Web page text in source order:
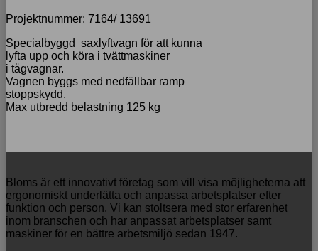
Projektnummer: 7164/ 13691
Specialbyggd saxlyftvagn för att kunna
lyfta upp och köra i tvättmaskiner
i tågvagnar.
Vagnen byggs med nedfällbar ramp
stoppskydd.
Max utbredd belastning 125 kg
Bloms är ett innovativt företag som vill visa möjligheterna att
ergonomiskt underlätta och anpassa arbetsplatser efter
funktion och person. Vi kan stoltsera med stor erfarenhet
inom branschen och har anpassat arbetsplatser samt
maskiner för en bättre arbetsmiljö sedan 1947.